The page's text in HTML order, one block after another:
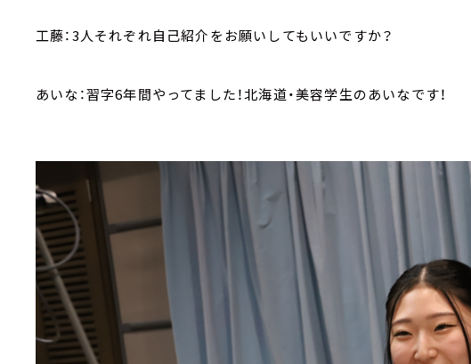
工藤：3人それぞれ自己紹介をお願いしてもいいですか？
あいな：習字6年間やってました！北海道・美容学生のあいなです！